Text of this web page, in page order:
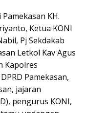
KH.
Ketua KONI
Pj Sekdakab
Letkol Kav Agus
Kapolres
Pamekasan,
jajaran
pengurus KONI,